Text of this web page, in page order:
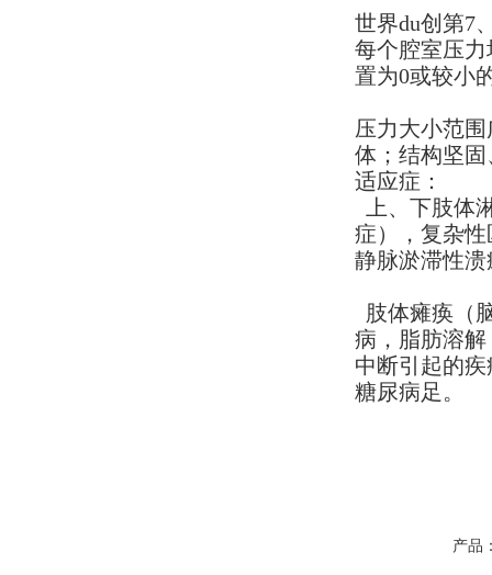
世界du创第7
每个腔室压
置为0或较小
压力大小范
体；结构坚
适应症：
上、下肢体
症），复杂
静脉淤滞性
肢体瘫痪（
病，脂肪溶
中断引 起的
糖尿病足。
产品